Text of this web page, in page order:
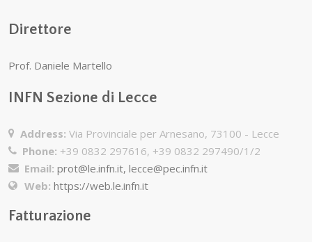
Direttore
Prof. Daniele Martello
INFN Sezione di Lecce
Address: Via Provinciale per Arnesano, 73100 - Lecce
Phone: +39 0832 297616, +39 0832 297490/1/2
Email: prot@le.infn.it, lecce@pec.infn.it
Web: https://web.le.infn.it
Fatturazione